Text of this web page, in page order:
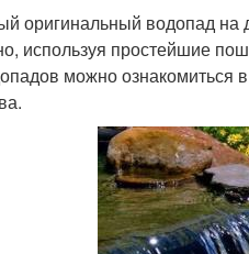
оригинальный водопад на
используя простейшие
можно ознакомиться